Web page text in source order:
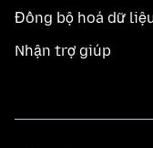
Đồng bộ hoá dữ
Nhận trợ giúp